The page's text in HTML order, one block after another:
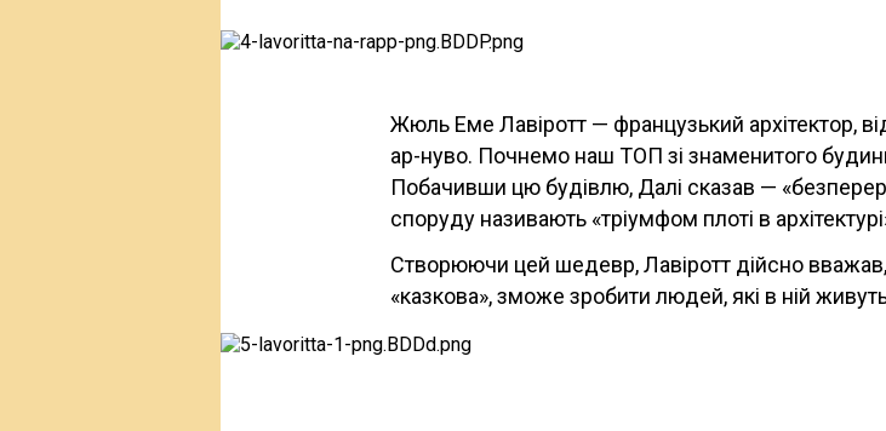
Жюль Еме Лавіротт — французький архітектор,
ар-нуво. Почнемо наш ТОП зі знаменитого
Побачивши цю будівлю, Далі сказав —
споруду називають «тріумфом плоті в
Створюючи цей шедевр, Лавіротт дійсно
«казкова», зможе зробити людей, які в ній